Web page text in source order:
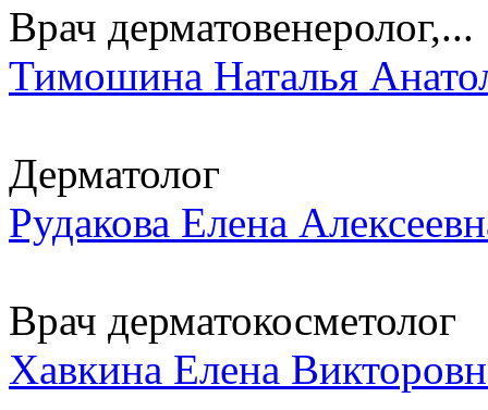
Врач дерматовенеролог,...
Тимошина Наталья
Дерматолог
Рудакова Елена
Врач дерматокосметолог
Хавкина Елена